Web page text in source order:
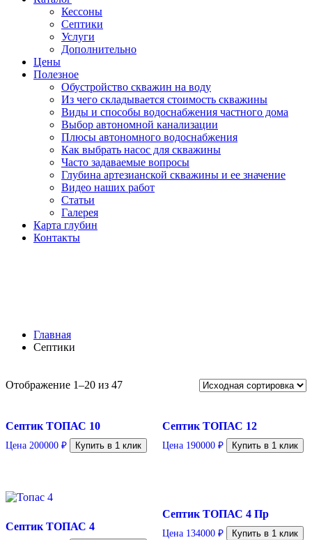
Кессоны
Септики
Услуги
Дополнительно
Цены
Полезное
Обустройство скважин на воду
Из чего складывается стоимость скважины
Виды и способы водоснабжения частного дома
Выбор автономной канализации
Плюсы автономного водоснабжения
Как выбрать насос для скважины
Часто задаваемые вопросы
Глубина артезианской скважины и ее значение
Видео наших работ
Статьи
Галерея
Карта глубин
Контакты
Главная
Септики
Отображение 1–20 из 47
Септик ТОПАС 10
Цена 200000 ₽ Купить в 1 клик
Септик ТОПАС 12
Цена 190000 ₽ Купить в 1 клик
Септик ТОПАС 4
Септик ТОПАС 4 Пр
Цена 134000 ₽ Купить в 1 клик